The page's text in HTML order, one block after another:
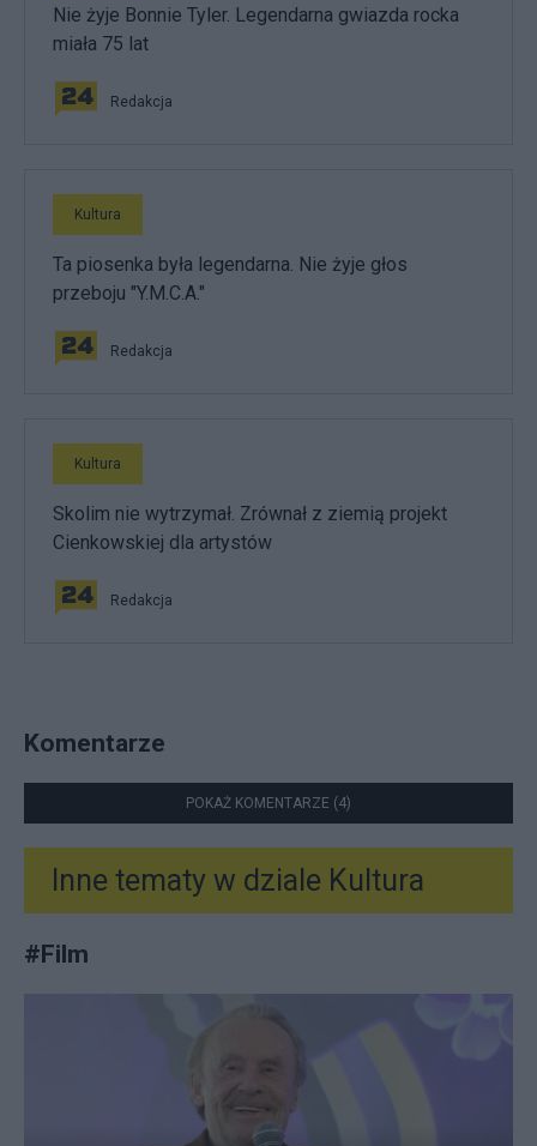
Nie żyje Bonnie Tyler. Legendarna gwiazda rocka
miała 75 lat
Redakcja
Kultura
Ta piosenka była legendarna. Nie żyje głos
przeboju "Y.M.C.A."
Redakcja
Kultura
Skolim nie wytrzymał. Zrównał z ziemią projekt
Cienkowskiej dla artystów
Redakcja
Komentarze
POKAŻ KOMENTARZE (4)
Inne tematy w dziale Kultura
#Film